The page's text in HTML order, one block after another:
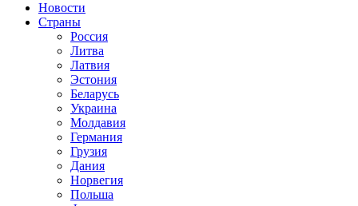
Новости
Страны
Россия
Литва
Латвия
Эстония
Беларусь
Украина
Молдавия
Германия
Грузия
Дания
Норвегия
Польша